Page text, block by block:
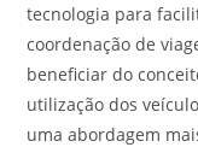
tecnologia para
coordenação de
beneficiar do
utilização dos
uma abordagem